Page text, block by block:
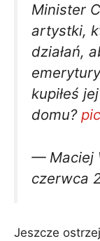
Minister
artystki,
działań,
kupiłeś
domu?
— Maciej
czerwca
Jeszcze